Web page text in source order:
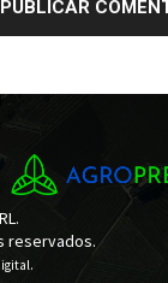
reservados.
.